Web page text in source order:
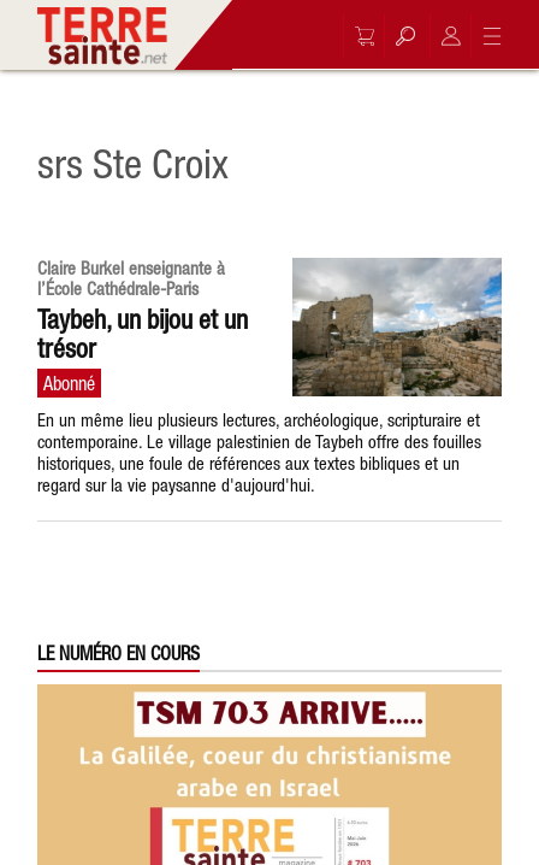
srs Ste Croix
Claire Burkel enseignante à
l’École Cathédrale-Paris
Taybeh, un bijou et un
trésor
En un même lieu plusieurs lectures, archéologique, scripturaire et
contemporaine. Le village palestinien de Taybeh offre des fouilles
historiques, une foule de références aux textes bibliques et un
regard sur la vie paysanne d'aujourd'hui.
LE NUMÉRO EN COURS